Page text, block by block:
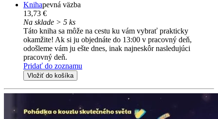
Knihapevná väzba
13,73 €
Na sklade > 5 ks
Táto kniha sa môže na cestu ku vám vybrať prakticky
okamžite! Ak si ju objednáte do 13:00 v pracovný deň,
odošleme vám ju ešte dnes, inak najneskôr nasledujúci
pracovný deň.
Pridať do zoznamu
Vložiť do košíka